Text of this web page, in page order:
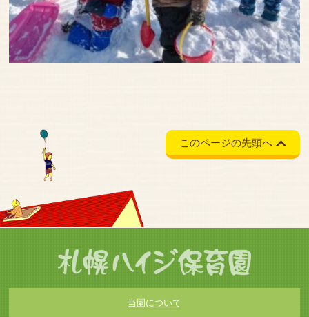
このページの先頭へ
当園について